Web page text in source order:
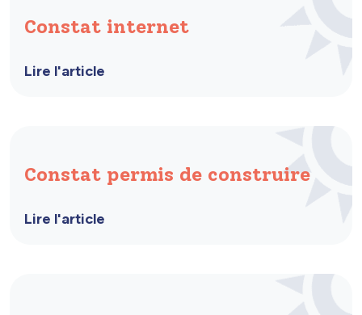
Constat internet
Lire l'article
Constat permis de construire
Lire l'article